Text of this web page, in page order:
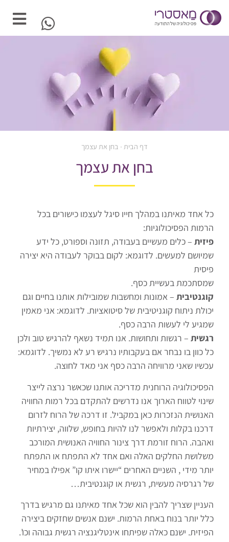
דף הבית ∙ בחן את עצמך
בחן את עצמך
כל אחד מאיתנו במהלך חייו סיגל לעצמו כישורים בכל
הרמות הפסיכולוגיות:
פיזית – כלים מעשיים בעבודה, תזונה וספורט, כל ידע
שמיושם למעשים. לדוגמא: לקום בבוקר לעבודה היא יצירה
פיסית
שמסתכמת בעשיית כסף.
קוגנטיבית – אמונות ומחשבות שמובילות אותנו בחיים וגם
יכולת ניתוח קוגניטיבית של סיטואציות. לדוגמא: אני מאמין
שמגיע לי לעשות הרבה כסף.
רגשית – רגשות ותחושות. אנו תמיד נשאף להרגיש טוב ולכן
כל כוון בו נבחר אם בעקבותיו נרגיש רע לא נמשיך. לדוגמא:
עכשיו שאני מרוויחה הרבה כסף אני מאד לחוצה.
הפסיכולוגיה הרוחנית מדריכה אותנו שכאשר נרצה לייצר
שינוי לטווח הארוך אנו נדרשים להתקדם בכל רמות החוויה
האנושית הנזכרות כאן במקביל. זו דרכה של הרוח לזרום
דרכנו בקלות ולאפשר לנו להיות בחופש, שלווה, יצירתיות
ואהבה. הרוח זורמת דרך צינור החוויה האנושית המורכב
משלושת החלקים האלה ואם אחד לא התפתח או התפתח
יותר מידי , השניים האחרים “יישרו איתו קו” אפילו במחיר
של רגרסיה מעשית, רגשית או קוגנטיבית…
העניין שצריך להבין הוא שכל אחד מאיתנו גם מרגיש בדרך
כלל יותר בנוח באחת הרמות. ישנם אנשים שחזקים ביצירה
הפיזית. ישנם כאלה שפיתחו אינטליגנציה רגשית גבוהה וכו’.